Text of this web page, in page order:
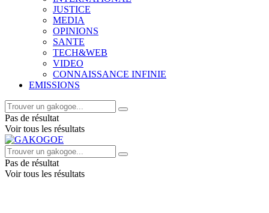
JUSTICE
MEDIA
OPINIONS
SANTE
TECH&WEB
VIDEO
CONNAISSANCE INFINIE
EMISSIONS
Pas de résultat
Voir tous les résultats
Pas de résultat
Voir tous les résultats